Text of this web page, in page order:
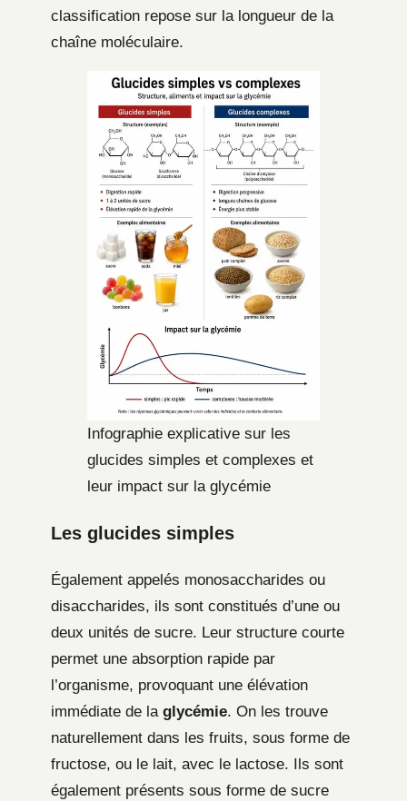
classification repose sur la longueur de la
chaîne moléculaire.
Infographie explicative sur les
glucides simples et complexes et
leur impact sur la glycémie
Les glucides simples
Également appelés monosaccharides ou
disaccharides, ils sont constitués d’une ou
deux unités de sucre. Leur structure courte
permet une absorption rapide par
l’organisme, provoquant une élévation
immédiate de la glycémie. On les trouve
naturellement dans les fruits, sous forme de
fructose, ou le lait, avec le lactose. Ils sont
également présents sous forme de sucre